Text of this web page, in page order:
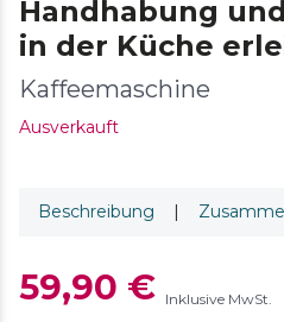
Handhabung
in der Küche
Kaffeemaschine
Ausverkauft
Beschreibung |
59,90 € Inklusive MwSt.